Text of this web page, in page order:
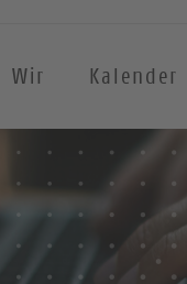
Wir Kalender